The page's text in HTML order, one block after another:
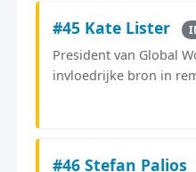
#45 Kate Lister
President van Global
invloedrijke bron in
#46 Stefan Palios